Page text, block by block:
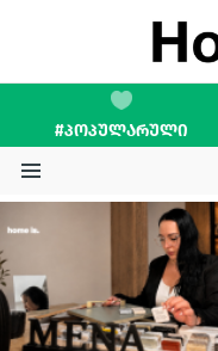
#ᲞᲝᲞᲣᲚᲐᲠᲣᲚᲘ
STORIES